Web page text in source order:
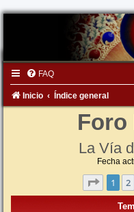
FAQ
Inicio Índice general
Foro
La Vía
Fecha
Página
1 2